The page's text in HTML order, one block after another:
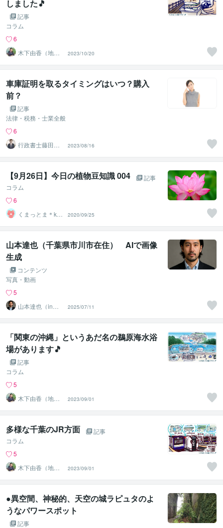
しました🎵
記事
コラム
6
木下由香（地域
繋がり手描きデ
ザイナー）
2023/10/20
車庫証明を取るタイミングはいつ？購入
前？
記事
法律・税務・士業全般
6
行政書士藤田太
郎事務所
2023/08/16
【9月26日】今日の植物豆知識 004
記事
コラム
6
くまっとま＊ku
mattoma
2020/09/25
山本達也（千葉県市川市在住） AIで画像
生成
コンテンツ
写真・動画
5
山本達也（in千
葉県市川市）
2025/07/11
「関東の沖縄」というあだ名の鵜原海水浴
場があります🎵
記事
コラム
5
木下由香（地域
繋がり手描きデ
ザイナー）
2023/09/01
多様な千葉のJR方面
記事
コラム
5
木下由香（地域
繋がり手描きデ
ザイナー）
2023/09/01
●異空間、神秘的、天空の城ラピュタのよ
うなパワースポット
記事